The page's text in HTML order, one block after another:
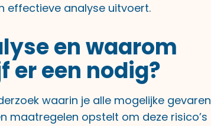
effectieve analyse uitvoert.
en waarom
er een nodig?
waarin je alle mogelijke gevaren
maatregelen opstelt om deze risico’s